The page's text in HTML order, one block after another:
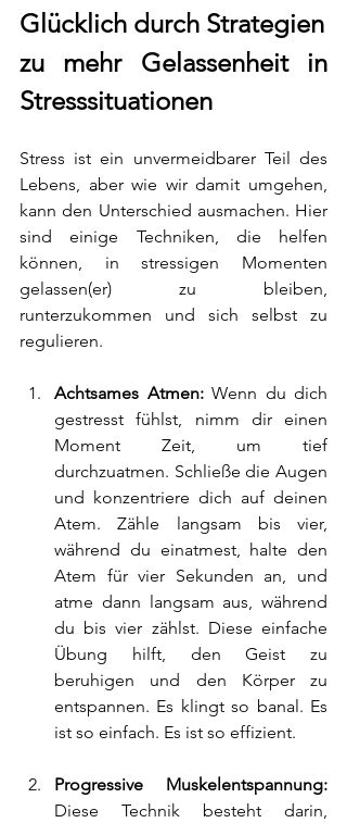
zu mehr Gelassenheit in
Stresssituationen
Stress ist ein unvermeidbarer Teil des
Lebens, aber wie wir damit umgehen,
kann den Unterschied ausmachen. Hier
sind einige Techniken, die helfen
können, in stressigen Momenten
gelassen(er) zu bleiben,
runterzukommen und sich selbst zu
regulieren.
Achtsames Atmen: Wenn du dich
gestresst fühlst, nimm dir einen
Moment Zeit, um tief
durchzuatmen. Schließe die Augen
und konzentriere dich auf deinen
Atem. Zähle langsam bis vier,
während du einatmest, halte den
Atem für vier Sekunden an, und
atme dann langsam aus, während
du bis vier zählst. Diese einfache
Übung hilft, den Geist zu
beruhigen und den Körper zu
entspannen. Es klingt so banal. Es
ist so einfach. Es ist so effizient.
Diese Technik besteht darin,